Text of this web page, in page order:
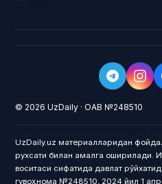
© 2026 UzDaily · ОАВ №248510
UzDaily.uz материалларидан
рухсати билан амалга оширилади.
воситаси сифатида давлат
гувоҳнома №248510, 2024 йил 1